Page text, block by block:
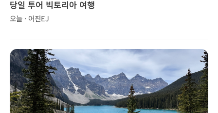
당일 투어 빅토리아 여행
오늘 · 어진EJ